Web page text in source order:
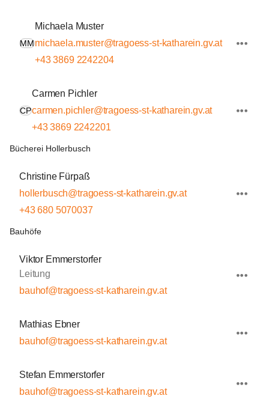
MM
Michaela Muster
michaela.muster@tragoess-st-katharein.gv.at
+43 3869 2242204
CP
Carmen Pichler
carmen.pichler@tragoess-st-katharein.gv.at
+43 3869 2242201
Bücherei Hollerbusch
Christine Fürpaß
hollerbusch@tragoess-st-katharein.gv.at
+43 680 5070037
Bauhöfe
Viktor Emmerstorfer
Leitung
bauhof@tragoess-st-katharein.gv.at
Mathias Ebner
bauhof@tragoess-st-katharein.gv.at
Stefan Emmerstorfer
bauhof@tragoess-st-katharein.gv.at